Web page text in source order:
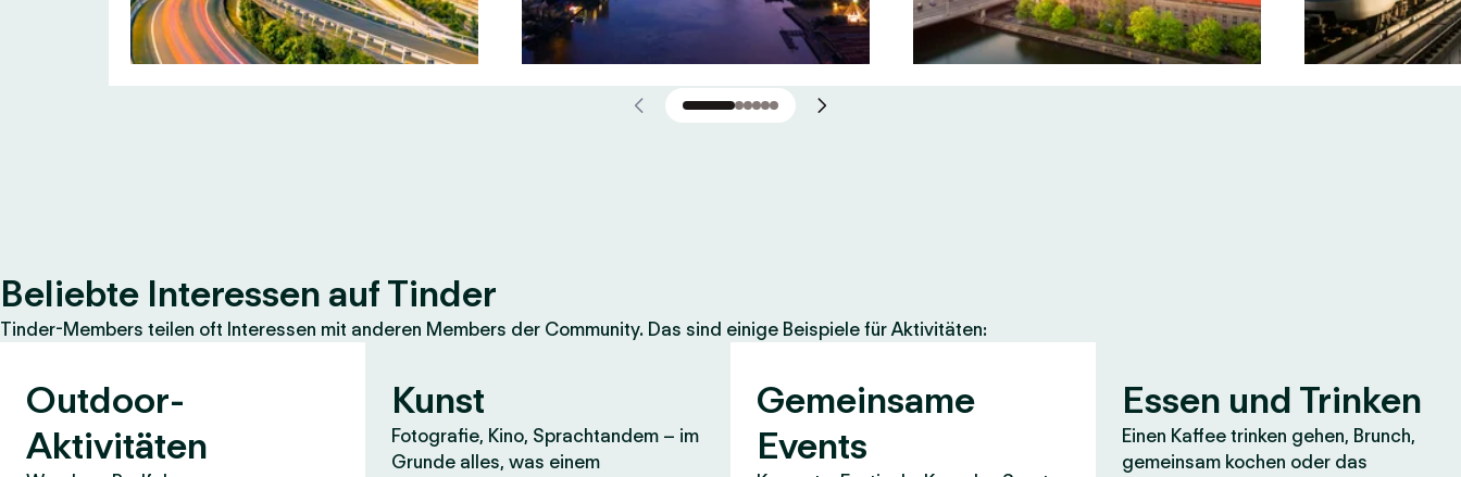
Beliebte Interessen auf Tinder
Tinder-Members teilen oft Interessen mit anderen Members der Community. Das sind einige Beispiele für Aktivitäten:
Outdoor-
Aktivitäten
Kunst
Fotografie, Kino, Sprachtandem – im
Grunde alles, was einem
Gemeinsame
Events
Essen und Trinken
Einen Kaffee trinken gehen, Brunch,
gemeinsam kochen oder das